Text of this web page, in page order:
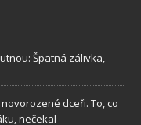
Špatná zálivka,
dceři. To, co
nečekal